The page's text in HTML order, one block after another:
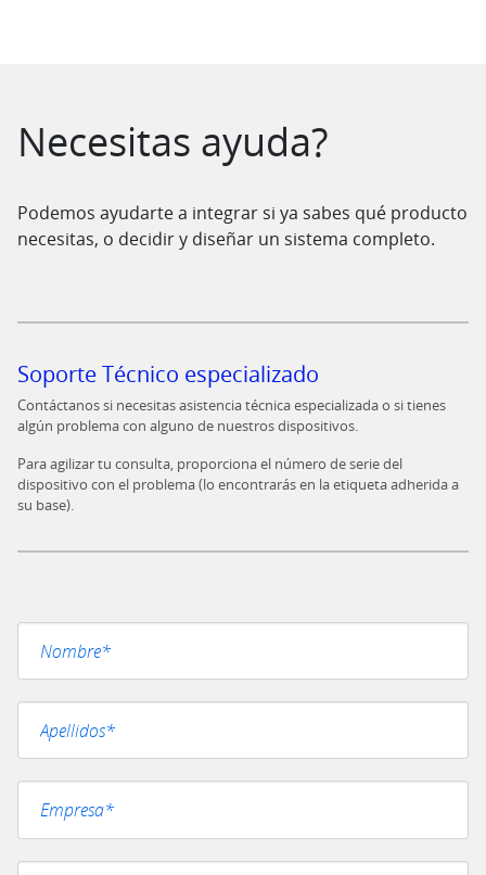
Necesitas ayuda?
Podemos ayudarte a integrar si ya sabes qué producto
necesitas, o decidir y diseñar un sistema completo.
Soporte Técnico especializado
Contáctanos si necesitas asistencia técnica especializada o si tienes
algún problema con alguno de nuestros dispositivos.
Para agilizar tu consulta, proporciona el número de serie del
dispositivo con el problema (lo encontrarás en la etiqueta adherida a
su base).